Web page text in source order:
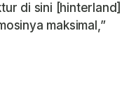
di sini [hinterland]
maksimal,”